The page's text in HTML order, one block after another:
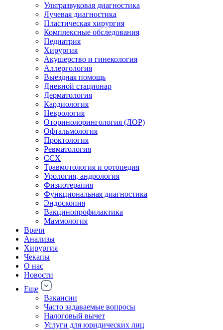
Ультразвуковая диагностика
Лучевая диагностика
Пластическая хирургия
Комплексные обследования
Педиатрия
Хирургия
Акушерство и гинекология
Аллергология
Выездная помощь
Дневной стационар
Дерматология
Кардиология
Неврология
Оторинолорингология (ЛОР)
Офтальмология
Проктология
Ревматология
ССХ
Травмотология и ортопедия
Урология, андрология
Физиотерапия
Функциональная диагностика
Эндоскопия
Вакцинопрофилактика
Маммология
Врачи
Анализы
Хирургия
Чекапы
О нас
Новости
Еще
Вакансии
Часто задаваемые вопросы
Налоговый вычет
Услуги для юридических лиц